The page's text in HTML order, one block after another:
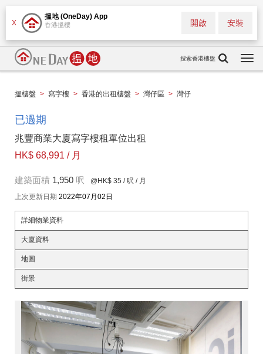
X
搵地 (OneDay) App
香港搵樓 安裝
開啟
搜索香港樓盤
搵樓盤 > 寫字樓 > 香港的出租樓盤 > 灣仔區 > 灣仔
已過期
兆豐商業大廈寫字樓租單位出租
HK$ 68,991 / 月
建築面積 1,950 呎 @HK$ 35 / 呎 / 月
上次更新日期 2022年07月02日
詳細物業資料
大廈資料
地圖
街景